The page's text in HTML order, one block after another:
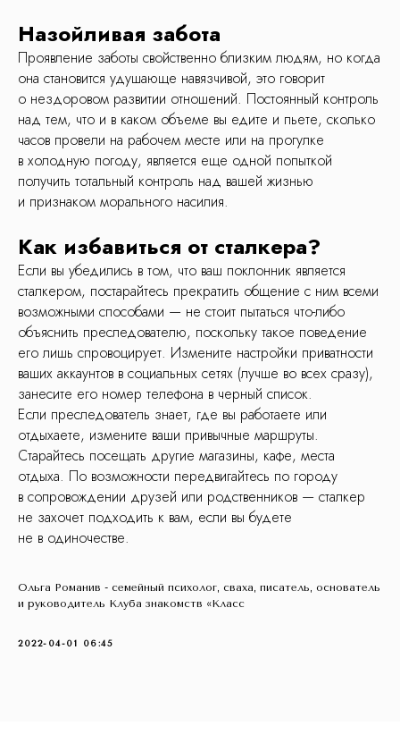
Назойливая забота
Проявление заботы свойственно близким людям, но когда
она становится удушающе навязчивой, это говорит
о нездоровом развитии отношений. Постоянный контроль
над тем, что и в каком объеме вы едите и пьете, сколько
часов провели на рабочем месте или на прогулке
в холодную погоду, является еще одной попыткой
получить тотальный контроль над вашей жизнью
и признаком морального насилия.
Как избавиться от сталкера?
Если вы убедились в том, что ваш поклонник является
сталкером, постарайтесь прекратить общение с ним всеми
возможными способами — не стоит пытаться что-либо
объяснить преследователю, поскольку такое поведение
его лишь спровоцирует. Измените настройки приватности
ваших аккаунтов в социальных сетях (лучше во всех сразу),
занесите его номер телефона в черный список.
Если преследователь знает, где вы работаете или
отдыхаете, измените ваши привычные маршруты.
Старайтесь посещать другие магазины, кафе, места
отдыха. По возможности передвигайтесь по городу
в сопровождении друзей или родственников — сталкер
не захочет подходить к вам, если вы будете
не в одиночестве.
Ольга Романив - семейный психолог, сваха, писатель, основатель
и руководитель Клуба знакомств «Класс
2022-04-01 06:45